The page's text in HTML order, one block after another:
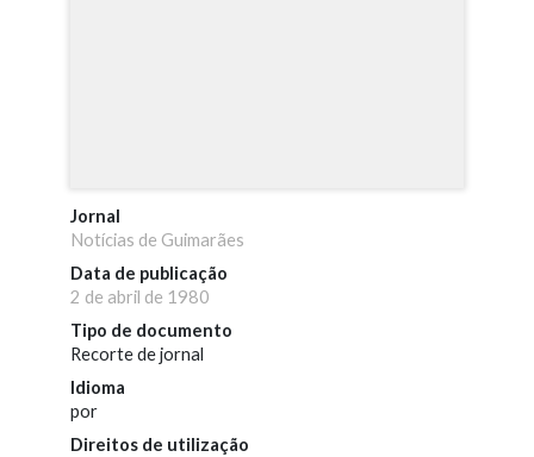
Jornal
Notícias de Guimarães
Data de publicação
2 de abril de 1980
Tipo de documento
Recorte de jornal
Idioma
por
Direitos de utilização